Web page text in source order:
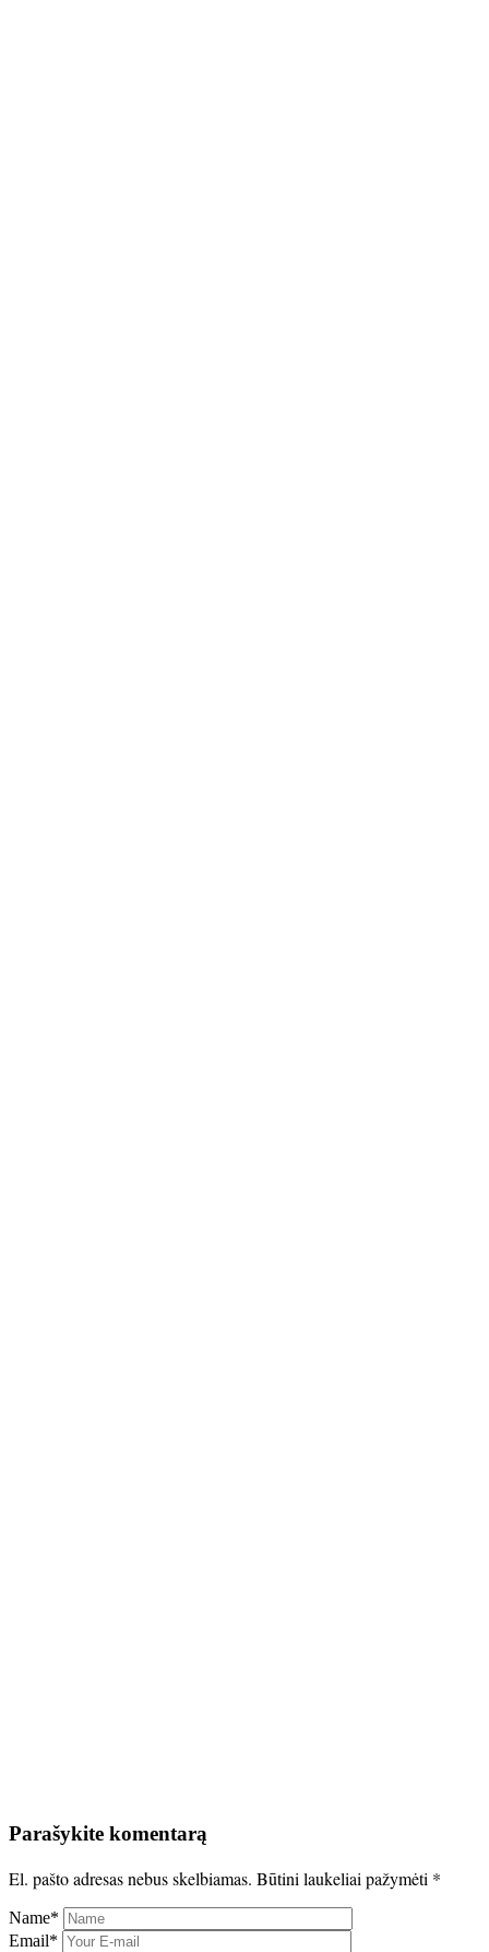
Parašykite komentarą
El. pašto adresas nebus skelbiamas. Būtini laukeliai pažymėti *
Name*
Email*